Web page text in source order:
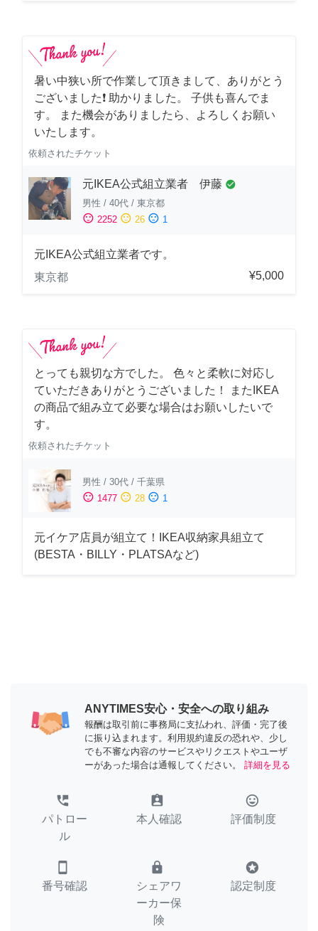
暑い中狭い所で作業して頂きまして、ありがとう
ございました❗️ 助かりました。 子供も喜んでま
す。 また機会がありましたら、よろしくお願い
いたします。
依頼されたチケット
元IKEA公式組立業者 伊藤 check_circle
男性 / 40代 / 東京都
sentiment_satisfied 2252 sentiment_neutral 26 sentiment_dissatisfied 1
元IKEA公式組立業者です。
東京都
¥5,000
とっても親切な方でした。 色々と柔軟に対応し
ていただきありがとうございました！ またIKEA
の商品で組み立て必要な場合はお願いしたいで
す。
依頼されたチケット
男性 / 30代 / 千葉県
sentiment_satisfied 1477 sentiment_neutral 28 sentiment_dissatisfied 1
元イケア店員が組立て！IKEA収納家具組立て
(BESTA・BILLY・PLATSAなど)
ANYTIMES安心・安全への取り組み
報酬は取引前に事務局に支払われ、評価・完了後
に振り込まれます。利用規約違反の恐れや、少し
でも不審な内容のサービスやリクエストやユーザ
ーがあった場合は通報してください。
詳細を見る
perm_phone_msg
パトロー
ル
assignment_ind
本人確認
tag_faces
評価制度
smartphone
番号確認
lock
シェアワ
ーカー保
険
stars
認定制度